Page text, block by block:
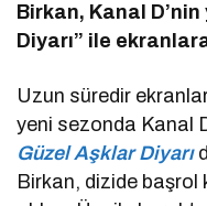
Birkan, Kanal
Diyarı” ile
Uzun süredir
yeni sezonda Kanal
Güzel Aşklar Diyarı
Birkan, dizide başrol